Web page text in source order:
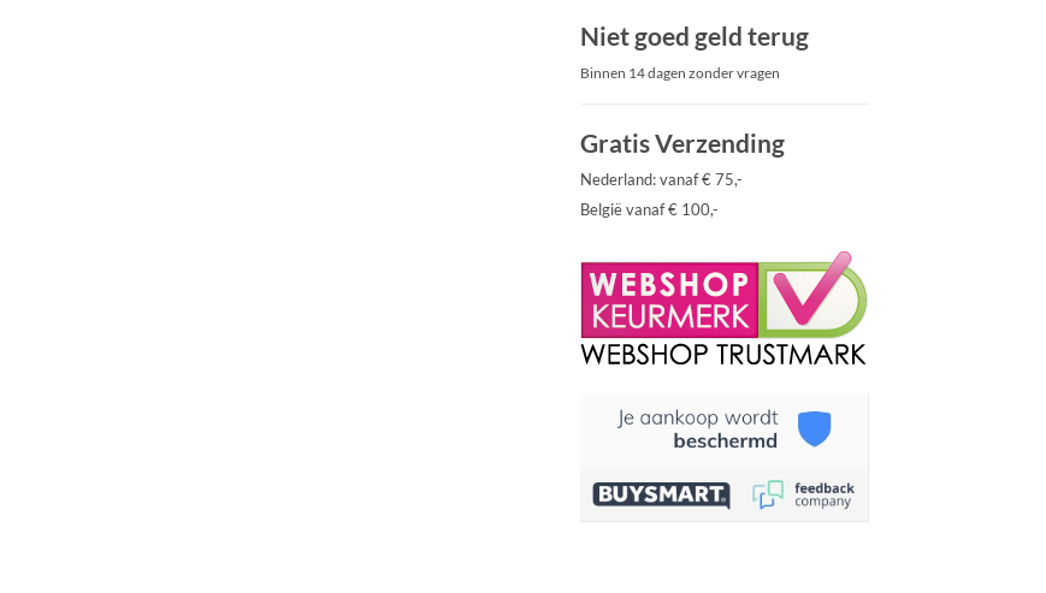
Niet goed geld terug
Binnen 14 dagen zonder vragen
Gratis Verzending
Nederland: vanaf € 75,-
België vanaf € 100,-